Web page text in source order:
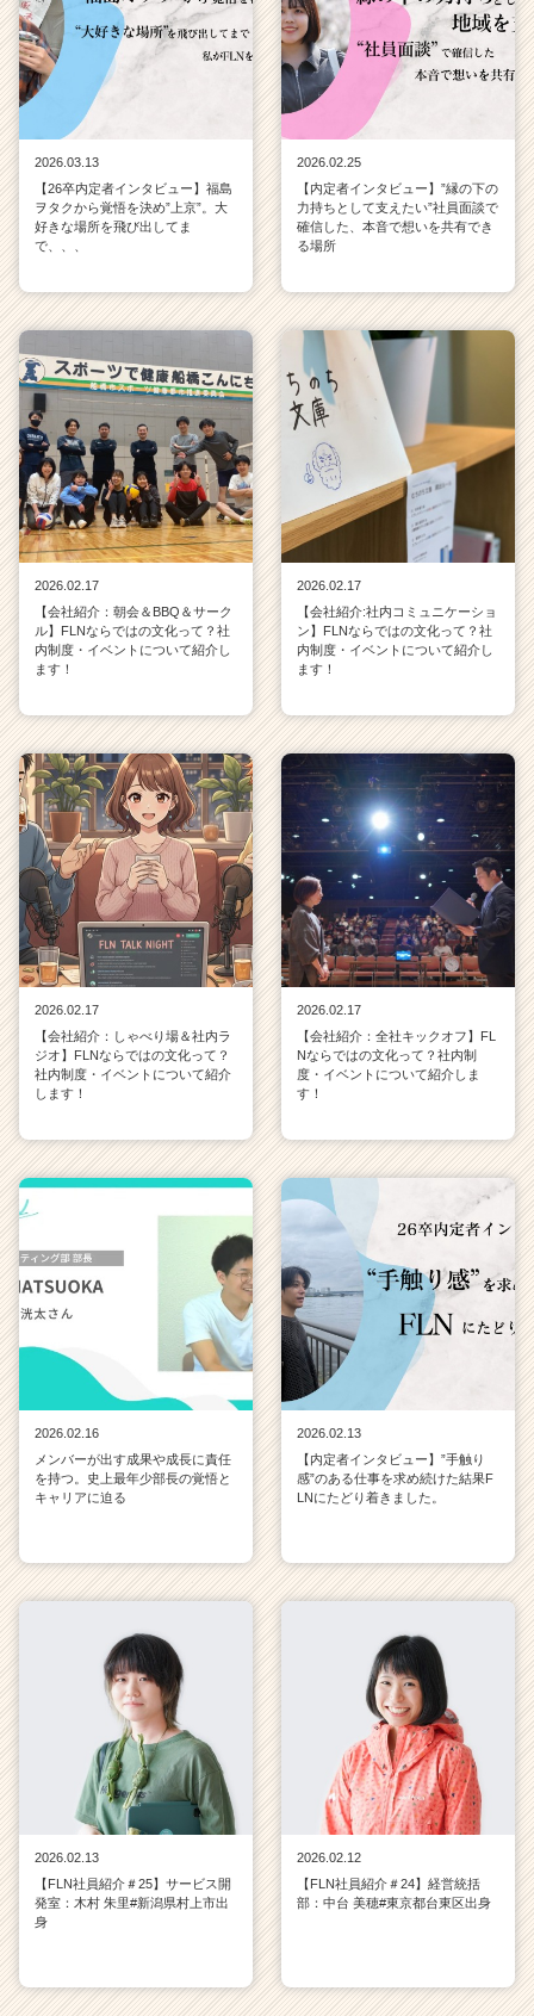
2026.03.13
【26卒内定者インタビュー】福島
ヲタクから覚悟を決め”上京”。大
好きな場所を飛び出してま
で、、、
2026.02.25
【内定者インタビュー】”縁の下の
力持ちとして支えたい”社員面談で
確信した、本音で想いを共有でき
る場所
2026.02.17
【会社紹介：朝会＆BBQ＆サーク
ル】FLNならではの文化って？社
内制度・イベントについて紹介し
ます！
2026.02.17
【会社紹介:社内コミュニケーショ
ン】FLNならではの文化って？社
内制度・イベントについて紹介し
ます！
2026.02.17
【会社紹介：しゃべり場＆社内ラ
ジオ】FLNならではの文化って？
社内制度・イベントについて紹介
します！
2026.02.17
【会社紹介：全社キックオフ】FL
Nならではの文化って？社内制
度・イベントについて紹介しま
す！
2026.02.16
メンバーが出す成果や成長に責任
を持つ。史上最年少部長の覚悟と
キャリアに迫る
2026.02.13
【内定者インタビュー】”手触り
感”のある仕事を求め続けた結果F
LNにたどり着きました。
2026.02.13
【FLN社員紹介＃25】サービス開
発室：木村 朱里#新潟県村上市出
身
2026.02.12
【FLN社員紹介＃24】経営統括
部：中台 美穂#東京都台東区出身